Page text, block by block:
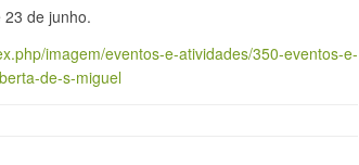
de junho.
imagem/eventos-e-atividades/350-eventos-e-
de-s-miguel